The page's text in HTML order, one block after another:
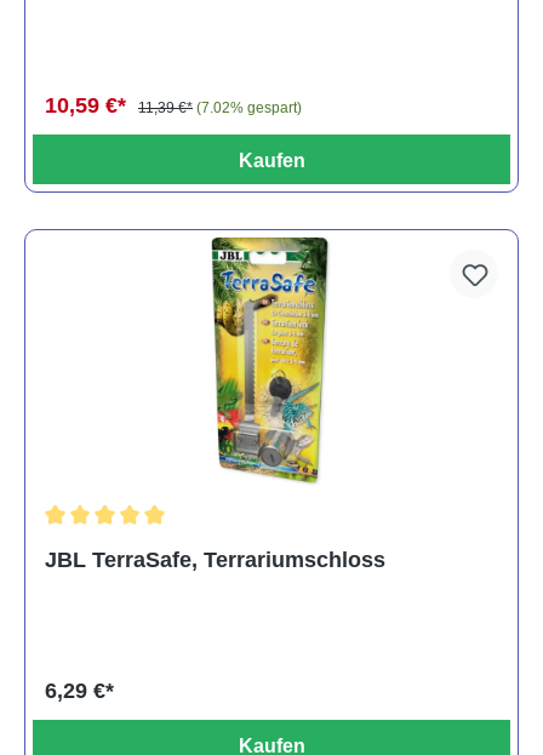
10,59 €* 11,39 €* (7.02% gespart)
Kaufen
JBL TerraSafe, Terrariumschloss
6,29 €*
Kaufen